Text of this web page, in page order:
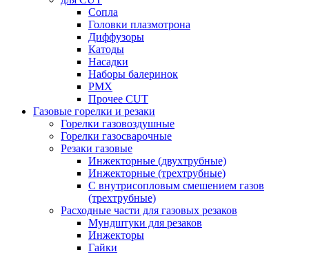
Сопла
Головки плазмотрона
Диффузоры
Катоды
Насадки
Наборы балеринок
PMX
Прочее CUT
Газовые горелки и резаки
Горелки газовоздушные
Горелки газосварочные
Резаки газовые
Инжекторные (двухтрубные)
Инжекторные (трехтрубные)
С внутрисопловым смешением газов
(трехтрубные)
Расходные части для газовых резаков
Мундштуки для резаков
Инжекторы
Гайки